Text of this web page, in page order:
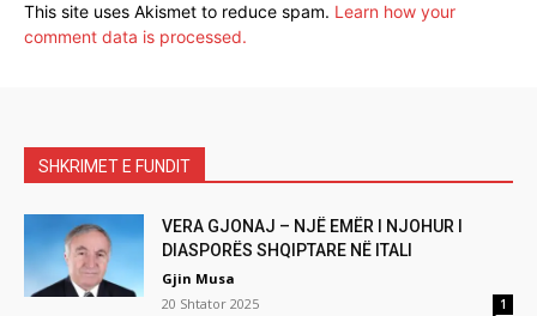
This site uses Akismet to reduce spam. Learn how your
comment data is processed.
SHKRIMET E FUNDIT
VERA GJONAJ – NJË EMËR I NJOHUR I
DIASPORËS SHQIPTARE NË ITALI
Gjin Musa
20 Shtator 2025
1